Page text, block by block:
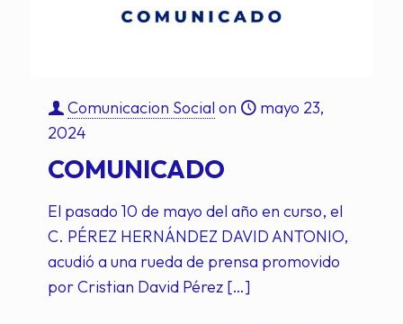
Comunicacion Social on
mayo 23,
2024
COMUNICADO
El pasado 10 de mayo del año en curso, el
C. PÉREZ HERNÁNDEZ DAVID ANTONIO,
acudió a una rueda de prensa promovido
por Cristian David Pérez […]